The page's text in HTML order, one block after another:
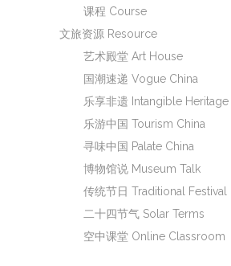
课程 Course
文旅资源 Resource
艺术殿堂 Art House
国潮速递 Vogue China
乐享非遗 Intangible Heritage
乐游中国 Tourism China
寻味中国 Palate China
博物馆说 Museum Talk
传统节日 Traditional Festival
二十四节气 Solar Terms
空中课堂 Online Classroom